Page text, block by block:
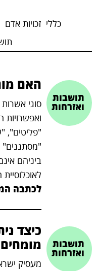
כללי זכויות אדם
האם
סוגי
"פליטים",
ביניהם
לכתבה
תושבות
ואזרחות
כיצד
מעסיק
תושבות
ואזרחות